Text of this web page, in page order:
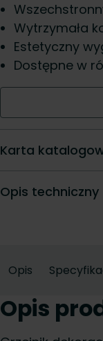
Wytrzymała
Estetyczny
Dostępne w
Karta
Opis techniczny
Opis
Opis